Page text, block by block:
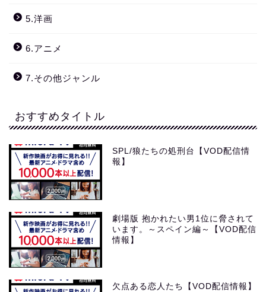
5.洋画
6.アニメ
7.その他ジャンル
おすすめタイトル
SPL/狼たちの処刑台【VOD配信情
報】
劇場版 抱かれたい男1位に脅されて
います。～スペイン編～【VOD配信
情報】
欠点ある恋人たち【VOD配信情報】